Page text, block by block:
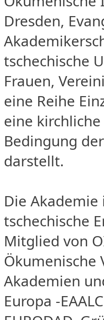
Dresden,
tschechische
Frauen,
eine Reihe
eine
Bedingung
darstellt.
Die
tschechische
Mitglied von
Ökumenische
Akademien
Europa -